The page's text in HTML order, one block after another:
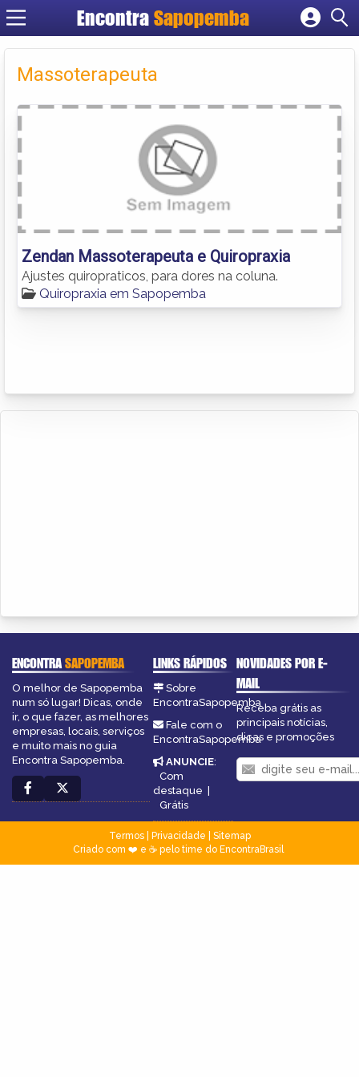
Encontra Sapopemba
Cadastrar empresa
Massoterapeuta
Zendan Massoterapeuta e Quiropraxia
Ajustes quiropraticos, para dores na coluna.
Quiropraxia em Sapopemba
ENCONTRASAPOPEMBA
O melhor de Sapopemba
num só lugar! Dicas, onde
ir, o que fazer, as melhores
empresas, locais, serviços
e muito mais no guia
Encontra Sapopemba.
LINKS RÁPIDOS
Sobre
EncontraSapopemba
Fale com o
EncontraSapopemba
ANUNCIE:
Com
destaque |
Grátis
NOVIDADES POR E-
MAIL
Receba grátis as
principais notícias,
dicas e promoções
Termos| Privacidade
Sitemap
Criado com ❤️ e ☕ pelo time do EncontraBrasil